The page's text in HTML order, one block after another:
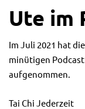
Ute im
Im Juli 2021 hat
minütigen
aufgenommen.
Tai Chi Jederzeit